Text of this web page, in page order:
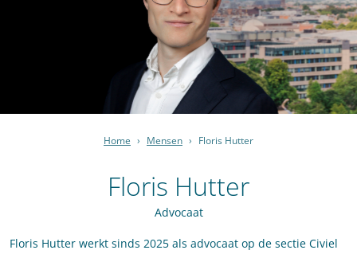
Home › Mensen › Floris Hutter
Floris Hutter
Advocaat
Floris Hutter werkt sinds 2025 als advocaat op de sectie Civiel